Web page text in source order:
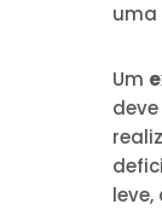
uma
Um